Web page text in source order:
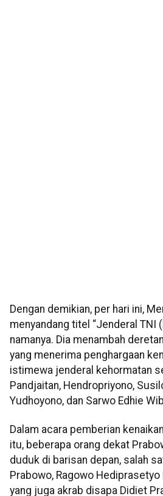
Dengan demikian, per hari ini,
menyandang titel “Jenderal TNI
namanya. Dia menambah
yang menerima penghargaan
istimewa jenderal kehormatan
Pandjaitan, Hendropriyono,
Yudhoyono, dan Sarwo Edhie
Dalam acara pemberian
itu, beberapa orang dekat
duduk di barisan depan, salah
Prabowo, Ragowo
yang juga akrab disapa Didiet